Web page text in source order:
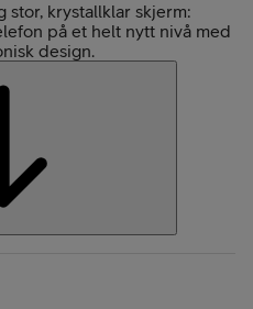
stor, krystallklar skjerm:
på et helt nytt nivå med
design.